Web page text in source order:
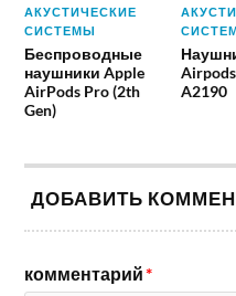
АКУСТИЧЕСКИЕ
СИСТЕМЫ
Беспроводные
наушники Apple
AirPods Pro (2th
Gen)
A2190
ДОБАВИТЬ
комментарий*